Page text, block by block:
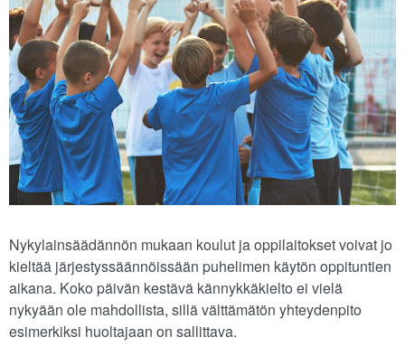
Nykylainsäädännön mukaan koulut ja oppilaitokset voivat jo
kieltää järjestyssäännöissään puhelimen käytön oppituntien
aikana. Koko päivän kestävä kännykkäkielto ei vielä
nykyään ole mahdollista, sillä välttämätön yhteydenpito
esimerkiksi huoltajaan on sallittava.